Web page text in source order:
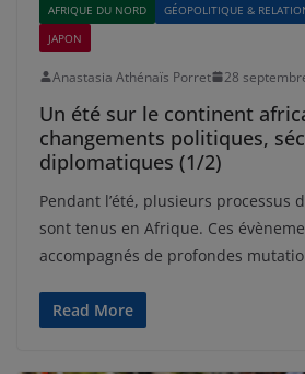
AFRIQUE DU NORD
GÉOPOLITIQUE &
JAPON
Anastasia Athénaïs Porret 28
Un été sur le continent
changements politiques,
diplomatiques (1/2)
Pendant l’été, plusieurs processus
sont tenus en Afrique. Ces
accompagnés de profondes
Read More